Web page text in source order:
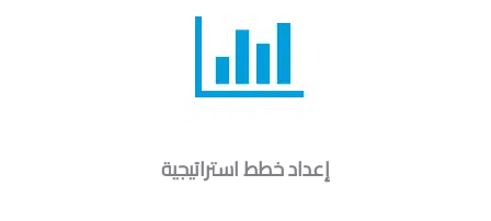
إعداد خطط استراتيجية